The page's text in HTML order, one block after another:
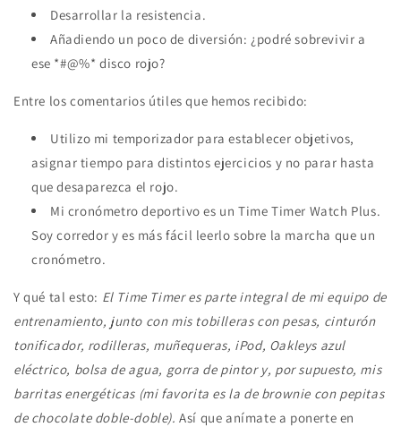
Desarrollar la resistencia.
Añadiendo un poco de diversión: ¿podré sobrevivir a
ese *#@%* disco rojo?
Entre los comentarios útiles que hemos recibido:
Utilizo mi temporizador para establecer objetivos,
asignar tiempo para distintos ejercicios y no parar hasta
que desaparezca el rojo.
Mi cronómetro deportivo es un Time Timer Watch Plus.
Soy corredor y es más fácil leerlo sobre la marcha que un
cronómetro.
Y qué tal esto: El Time Timer es parte integral de mi equipo de
entrenamiento, junto con mis tobilleras con pesas, cinturón
tonificador, rodilleras, muñequeras, iPod, Oakleys azul
eléctrico, bolsa de agua, gorra de pintor y, por supuesto, mis
barritas energéticas (mi favorita es la de brownie con pepitas
de chocolate doble-doble). Así que anímate a ponerte en